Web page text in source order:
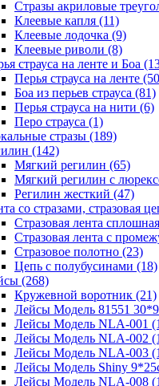
Стразы акриловые
Клеевые капля (11)
Клеевые лодочка (9)
Клеевые риволи (8)
страуса на ленте и Боа
Перья страуса на ленте
Боа из перьев страуса (81)
Перья страуса на нити (6)
Перо страуса (1)
стразы (189)
(142)
Мягкий регилин (65)
Мягкий регилин с
Регилин жесткий (47)
со стразами, стразовая
Стразовая лента
Стразовая лента с
Стразовое полотно (23)
Цепь с полубусинами (18)
(268)
Кружевной воротник (21)
Лейсы Модель 81551
Лейсы Модель NLA-001
Лейсы Модель NLA-002
Лейсы Модель NLA-003
Лейсы Модель Shiny
Лейсы Модель NLA-008